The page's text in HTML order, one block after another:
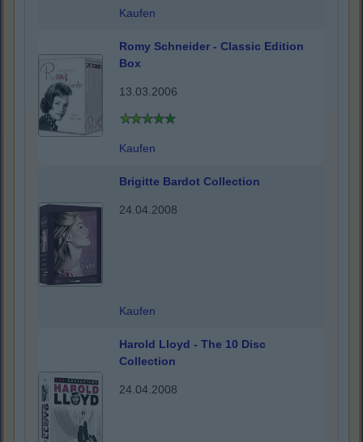
Kaufen
Romy Schneider - Classic Edition
Box
13.03.2006
Kaufen
Brigitte Bardot Collection
24.04.2008
Kaufen
Harold Lloyd - The 10 Disc
Collection
24.04.2008